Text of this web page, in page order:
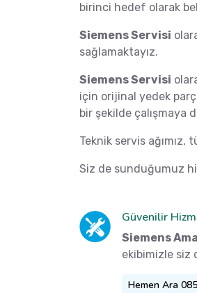
birinci hedef olarak
Siemens Servisi
sağlamaktayız.
Siemens Servisi
için orijinal yedek
bir şekilde çalışmaya
Teknik servis
Siz de sunduğumuz
Güvenilir
Siemens
ekibimizle siz
Hemen Ara